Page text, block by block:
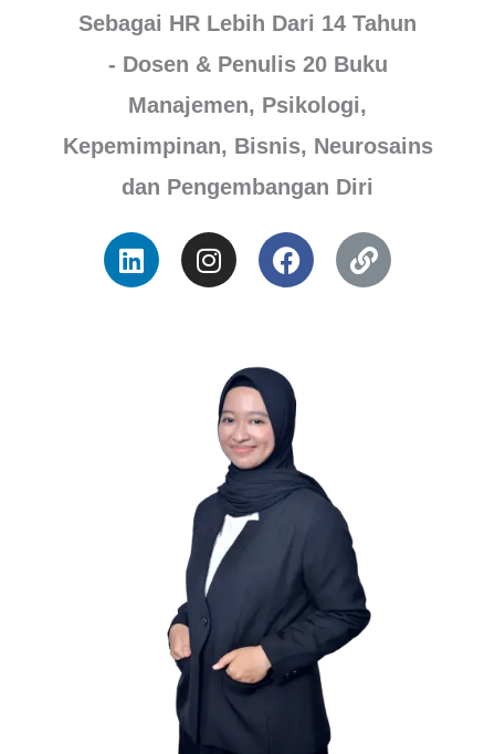
Sebagai HR Lebih Dari 14 Tahun
- Dosen & Penulis 20 Buku
Manajemen, Psikologi,
Kepemimpinan, Bisnis, Neurosains
dan Pengembangan Diri